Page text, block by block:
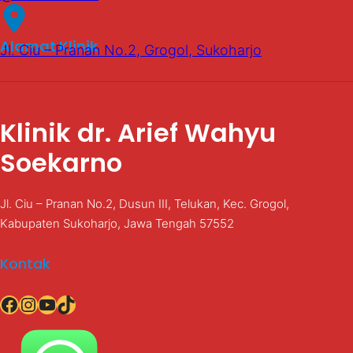
Alamat Klinik
Jl. Ciu – Pranan No.2, Grogol, Sukoharjo
Klinik dr. Arief Wahyu
Soekarno
Jl. Ciu – Pranan No.2, Dusun III, Telukan, Kec. Grogol,
Kabupaten Sukoharjo, Jawa Tengah 57552
Kontak
Facebook InstagramYouTube TikTok